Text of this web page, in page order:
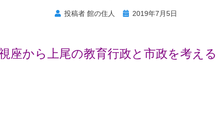
投稿者 館の住人
投 2019年7月5日
座から上尾の教育行政と市政を考える